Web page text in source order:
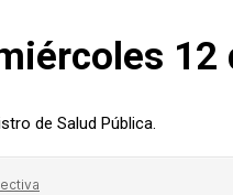
de Salud Pública.